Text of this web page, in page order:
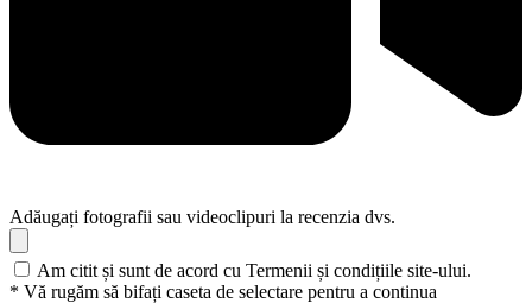
Adăugați fotografii sau videoclipuri la recenzia dvs.
Am citit și sunt de acord cu Termenii și condițiile site-ului.
* Vă rugăm să bifați caseta de selectare pentru a continua